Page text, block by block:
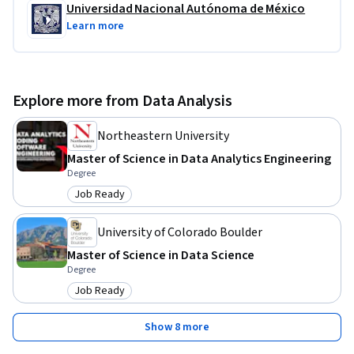
específicos que ofrecen un manejo más profundo del
lenguaje. También hallarás algunas referencias
lenguaje, las cuales tendrán valor para la evaluación.
Universidad Nacional Autónoma de México
Learn more
Explore more from Data Analysis
Northeastern University
Master of Science in Data Analytics Engineering
Degree
Category: Job Ready
Job Ready
University of Colorado Boulder
Master of Science in Data Science
Degree
Category: Job Ready
Job Ready
Show 8 more